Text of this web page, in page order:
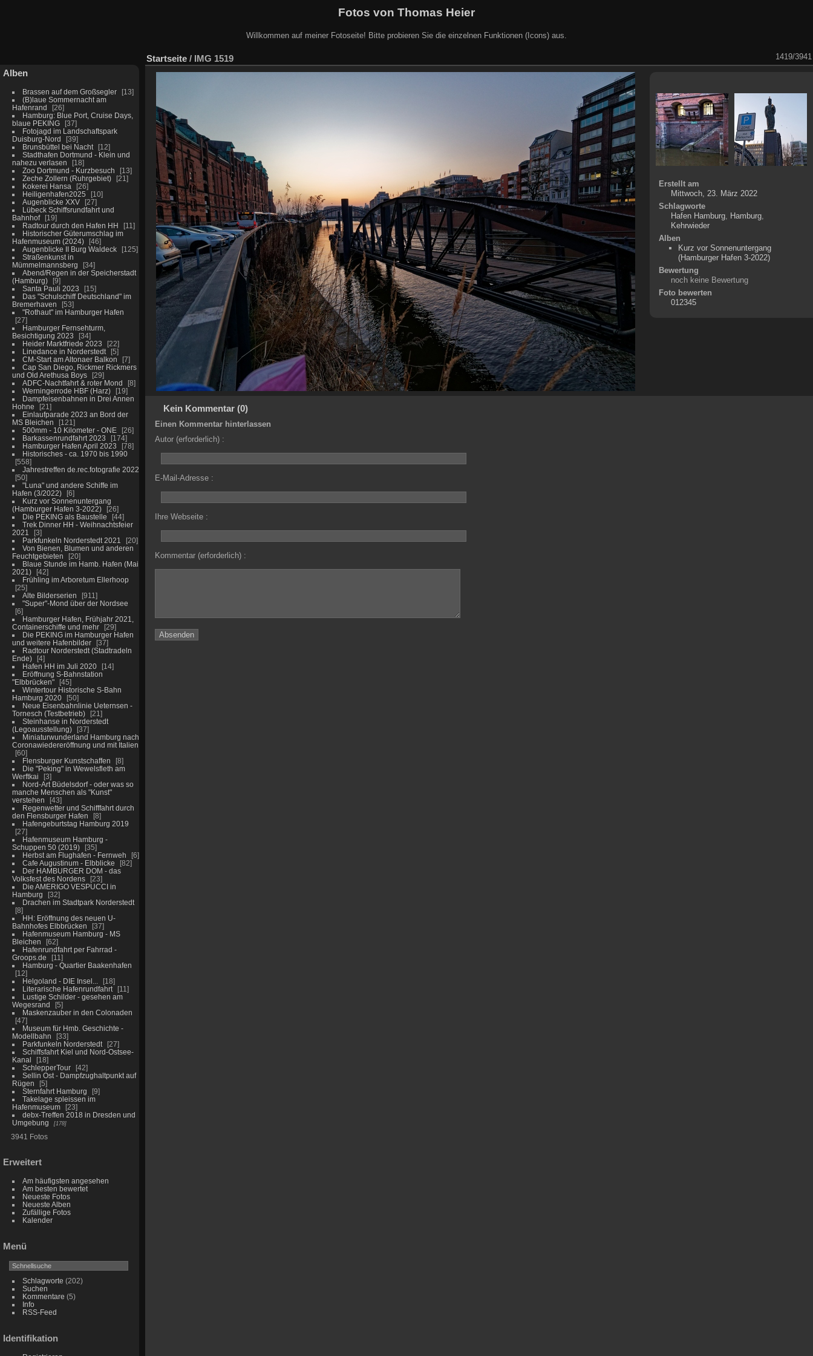
Fotos von Thomas Heier
Willkommen auf meiner Fotoseite! Bitte probieren Sie die einzelnen Funktionen (Icons) aus.
Alben
Brassen auf dem Großsegler
13
(B)laue Sommernacht am
Hafenrand
26
Hamburg: Blue Port, Cruise Days,
blaue PEKING
37
Fotojagd im Landschaftspark
Duisburg-Nord
39
Brunsbüttel bei Nacht
12
Stadthafen Dortmund - Klein und
nahezu verlasen
18
Zoo Dortmund - Kurzbesuch
13
Zeche Zollern (Ruhrgebiet)
21
Kokerei Hansa
26
Heiligenhafen2025
10
Augenblicke XXV
27
Lübeck Schiffsrundfahrt und
Bahnhof
19
Radtour durch den Hafen HH
11
Historischer Güterumschlag im
Hafenmuseum (2024)
46
Augenblicke II Burg Waldeck
125
Straßenkunst in
Mümmelmannsberg
34
Abend/Regen in der Speicherstadt
(Hamburg)
9
Santa Pauli 2023
15
Das "Schulschiff Deutschland" im
Bremerhaven
53
"Rothaut" im Hamburger Hafen
27
Hamburger Fernsehturm,
Besichtigung 2023
34
Heider Marktfriede 2023
22
Linedance in Norderstedt
5
CM-Start am Altonaer Balkon
7
Cap San Diego, Rickmer Rickmers
und Old Arethusa Boys
29
ADFC-Nachtfahrt & roter Mond
8
Werningerrode HBF (Harz)
19
Dampfeisenbahnen in Drei Annen
Hohne
21
Einlaufparade 2023 an Bord der
MS Bleichen
121
500mm - 10 Kilometer - ONE
26
Barkassenrundfahrt 2023
174
Hamburger Hafen April 2023
78
Historisches - ca. 1970 bis 1990
558
Jahrestreffen de.rec.fotografie 2022
50
"Luna" und andere Schiffe im
Hafen (3/2022)
6
Kurz vor Sonnenuntergang
(Hamburger Hafen 3-2022)
26
Die PEKING als Baustelle
44
Trek Dinner HH - Weihnachtsfeier
2021
3
Parkfunkeln Norderstedt 2021
20
Von Bienen, Blumen und anderen
Feuchtgebieten
20
Blaue Stunde im Hamb. Hafen (Mai
2021)
42
Frühling im Arboretum Ellerhoop
25
Alte Bilderserien
911
"Super"-Mond über der Nordsee
6
Hamburger Hafen, Frühjahr 2021,
Containerschiffe und mehr
29
Die PEKING im Hamburger Hafen
und weitere Hafenbilder
37
Radtour Norderstedt (Stadtradeln
Ende)
4
Hafen HH im Juli 2020
14
Eröffnung S-Bahnstation
"Elbbrücken"
45
Wintertour Historische S-Bahn
Hamburg 2020
50
Neue Eisenbahnlinie Ueternsen -
Tornesch (Testbetrieb)
21
Steinhanse in Norderstedt
(Legoausstellung)
37
Miniaturwunderland Hamburg nach
Coronawiedereröffnung und mit Italien
60
Flensburger Kunstschaffen
8
Die "Peking" in Wewelsfleth am
Werftkai
3
Nord-Art Büdelsdorf - oder was so
manche Menschen als "Kunst"
verstehen
43
Regenwetter und Schifffahrt durch
den Flensburger Hafen
8
Hafengeburtstag Hamburg 2019
27
Hafenmuseum Hamburg -
Schuppen 50 (2019)
35
Herbst am Flughafen - Fernweh
6
Cafe Augustinum - Elbblicke
82
Der HAMBURGER DOM - das
Volksfest des Nordens
23
Die AMERIGO VESPUCCI in
Hamburg
32
Drachen im Stadtpark Norderstedt
8
HH: Eröffnung des neuen U-
Bahnhofes Elbbrücken
37
Hafenmuseum Hamburg - MS
Bleichen
62
Hafenrundfahrt per Fahrrad -
Groops.de
11
Hamburg - Quartier Baakenhafen
12
Helgoland - DIE Insel...
18
Literarische Hafenrundfahrt
11
Lustige Schilder - gesehen am
Wegesrand
5
Maskenzauber in den Colonaden
47
Museum für Hmb. Geschichte -
Modellbahn
33
Parkfunkeln Norderstedt
27
Schiffsfahrt Kiel und Nord-Ostsee-
Kanal
18
SchlepperTour
42
Sellin Ost - Dampfzughaltpunkt auf
Rügen
5
Sternfahrt Hamburg
9
Takelage spleissen im
Hafenmuseum
23
debx-Treffen 2018 in Dresden und
Umgebung
178
3941 Fotos
Erweitert
Am häufigsten angesehen
Am besten bewertet
Neueste Fotos
Neueste Alben
Zufällige Fotos
Kalender
Menü
Schlagworte (202)
Suchen
Kommentare (5)
Info
RSS-Feed
Identifikation
Startseite / IMG 1519 1419/3941
Erstellt am
Mittwoch, 23. März 2022
Schlagworte
Hafen Hamburg, Hamburg,
Kehrwieder
Alben
Kurz vor Sonnenuntergang
(Hamburger Hafen 3-2022)
Bewertung
noch keine Bewertung
Foto bewerten
Kein Kommentar (0)
Einen Kommentar hinterlassen
Autor (erforderlich) :
E-Mail-Adresse :
Ihre Webseite :
Kommentar (erforderlich) :